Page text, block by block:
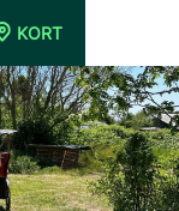
KORT